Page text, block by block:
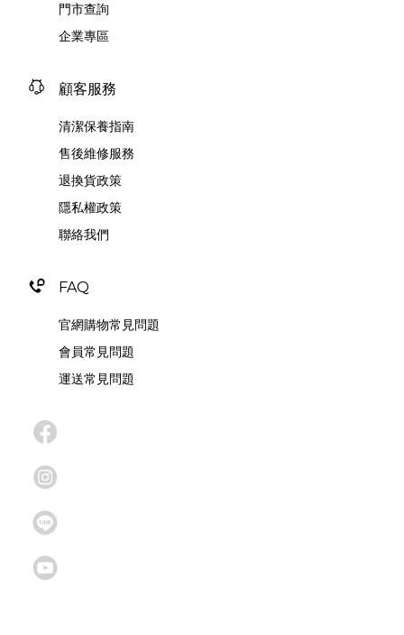
門市查詢
企業專區
顧客服務
清潔保養指南
售後維修服務
退換貨政策
隱私權政策
聯絡我們
FAQ
官網購物常見問題
會員常見問題
運送常見問題